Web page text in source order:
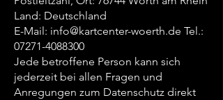
Land: Deutschland
E-Mail: info@kartcenter-woerth.de Tel.:
07271-4088300
Jede betroffene Person kann sich
jederzeit bei allen Fragen und
Anregungen zum Datenschutz direkt